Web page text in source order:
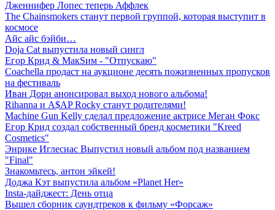
Дженнифер Лопес теперь Аффлек
The Chainsmokers станут первой группой, которая выступит в
космосе
Айс айс бэйби…
Doja Cat выпустила новый сингл
Егор Крид & МакSим - "Отпускаю"
Coachella продаст на аукционе десять пожизненных пропусков
на фестиваль
Иван Дорн анонсировал выход нового альбома!
Rihanna и A$AP Rocky станут родителями!
Machine Gun Kelly сделал предложение актрисе Меган Фокс
Егор Крид создал собственный бренд косметики "Kreed
Cosmetics"
Энрике Иглесиас Выпустил новый альбом под названием
"Final"
Знакомьтесь, антон эйкей!
Доджа Кэт выпустила альбом «Planet Her»
Insta-дайджест: День отца
Вышел сборник саундтреков к фильму «Форсаж»